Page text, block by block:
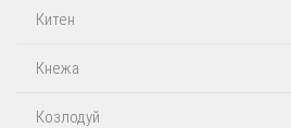
Китен
Кнежа
Козлодуй